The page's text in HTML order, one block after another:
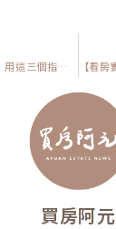
【看房實戰指南】用這三個指標來判斷「買房時機」，讓你精準抓住市場低點購入！
買房阿元